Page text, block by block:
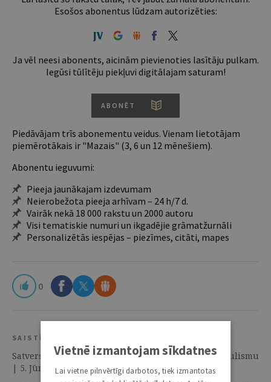
Esošos abonentus lūdzam autorizēties:
Ja vēl neesi abonents, aicinām pievienoties lasītāju pulkam.
Iegūsi tūlītēju piekļuvi digitālajam saturam!
ABONĒT
Piedāvājam trīs abonementu veidus. Vienam lietotājam
piemērotākais ir "Mazais" (3, 6 un 12 mēnešiem).
Abonentu ieguvumi:
Pieeja jaunākajam izdevumam
Neierobežota pieeja arhīvam – 24 h/7 d.
Vairāk nekā 18 000 rakstu un 2000 autoru
Visi tematiskie numuri un ikgadējie grāmatžurnāli
Personalizētās iespējas – piezīmes, citāti, mapes
0
SAISTĪTIE RESURSI
Satversmes tiesas konsekventā cīņa ar Saeimas populismu
| 5. Jūnijs 2018 | Skaidrojumi. Viedokļi
Vietnē izmantojam sīkdatnes
Lai vietne pilnvērtīgi darbotos, tiek izmantotas